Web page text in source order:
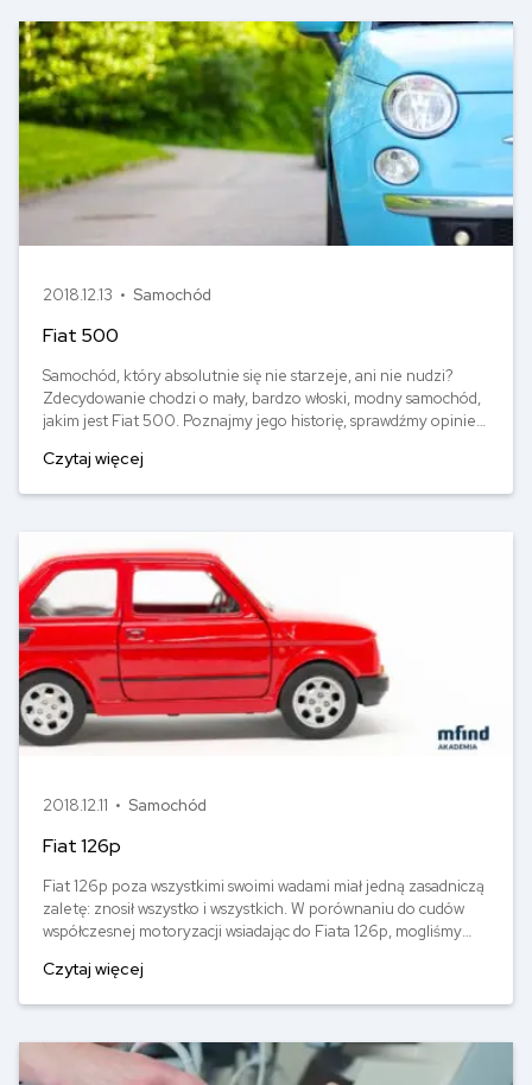
Sandero!
2018.12.13 • Samochód
Fiat 500
Samochód, który absolutnie się nie starzeje, ani nie nudzi?
Zdecydowanie chodzi o mały, bardzo włoski, modny samochód,
jakim jest Fiat 500. Poznajmy jego historię, sprawdźmy opinie
ubezpieczenie OC.
Czytaj więcej
2018.12.11 • Samochód
Fiat 126p
Fiat 126p poza wszystkimi swoimi wadami miał jedną zasadniczą
zaletę: znosił wszystko i wszystkich. W porównaniu do cudów
współczesnej motoryzacji wsiadając do Fiata 126p, mogliśmy
dojedziemy do celu. A gdyby jednak maluch zastrajkował, to
Czytaj więcej